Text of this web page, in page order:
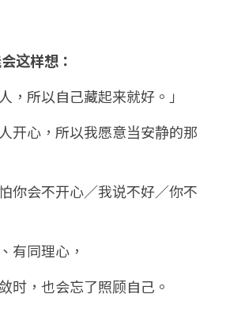
这样想：
，所以自己藏起来就好。」
开心，所以我愿意当安静的那
你会不开心／我说不好／你不
有同理心，
时，也会忘了照顾自己。